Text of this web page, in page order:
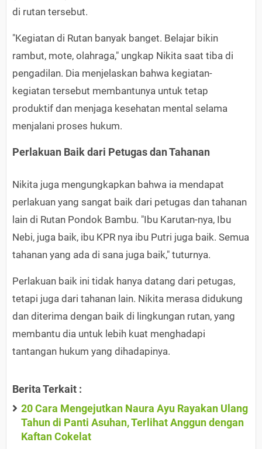
di rutan tersebut.
"Kegiatan di Rutan banyak banget. Belajar bikin
rambut, mote, olahraga," ungkap Nikita saat tiba di
pengadilan. Dia menjelaskan bahwa kegiatan-
kegiatan tersebut membantunya untuk tetap
produktif dan menjaga kesehatan mental selama
menjalani proses hukum.
Perlakuan Baik dari Petugas dan Tahanan
Nikita juga mengungkapkan bahwa ia mendapat
perlakuan yang sangat baik dari petugas dan tahanan
lain di Rutan Pondok Bambu. "Ibu Karutan-nya, Ibu
Nebi, juga baik, ibu KPR nya ibu Putri juga baik. Semua
tahanan yang ada di sana juga baik," tuturnya.
Perlakuan baik ini tidak hanya datang dari petugas,
tetapi juga dari tahanan lain. Nikita merasa didukung
dan diterima dengan baik di lingkungan rutan, yang
membantu dia untuk lebih kuat menghadapi
tantangan hukum yang dihadapinya.
Berita Terkait :
20 Cara Mengejutkan Naura Ayu Rayakan Ulang
Tahun di Panti Asuhan, Terlihat Anggun dengan
Kaftan Cokelat